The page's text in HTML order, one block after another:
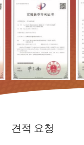
견적 요청